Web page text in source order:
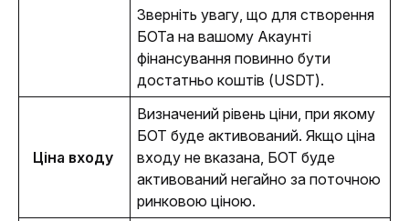
Зверніть увагу, що для створення
БОТа на вашому Акаунті
фінансування повинно бути
достатньо коштів (USDT).
Ціна входу
Визначений рівень ціни, при якому
БОТ буде активований. Якщо ціна
входу не вказана, БОТ буде
активований негайно за поточною
ринковою ціною.